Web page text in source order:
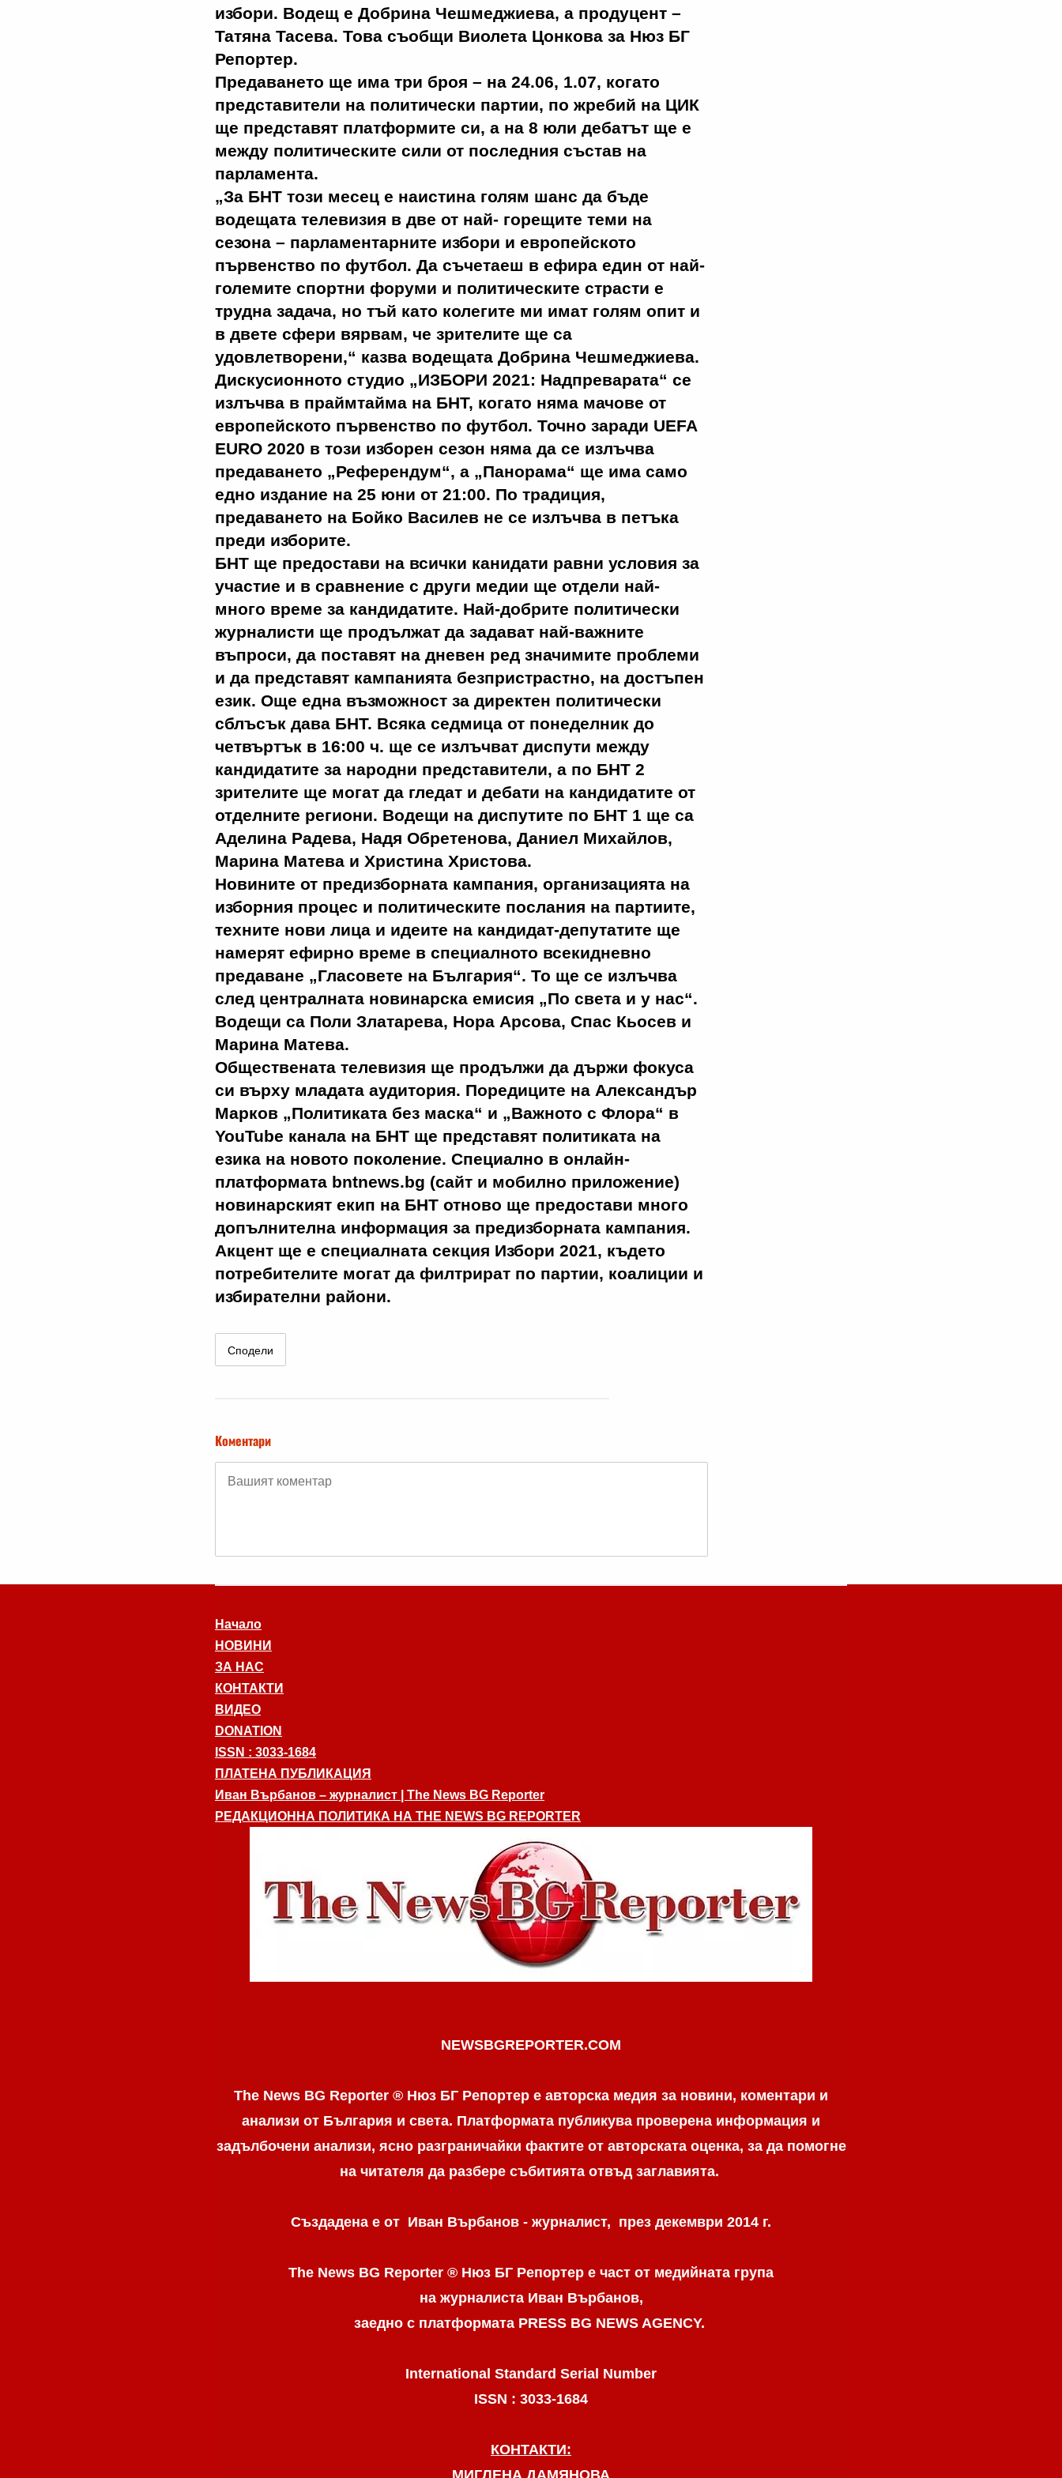
избори. Водещ е Добрина Чешмеджиева, а продуцент –
Татяна Тасева. Това съобщи Виолета Цонкова за Нюз БГ
Репортер.
Предаването ще има три броя – на 24.06, 1.07, когато
представители на политически партии, по жребий на ЦИК
ще представят платформите си, а на 8 юли дебатът ще е
между политическите сили от последния състав на
парламента.
„За БНТ този месец е наистина голям шанс да бъде
водещата телевизия в две от най- горещите теми на
сезона – парламентарните избори и европейското
първенство по футбол. Да съчетаеш в ефира един от най-
големите спортни форуми и политическите страсти е
трудна задача, но тъй като колегите ми имат голям опит и
в двете сфери вярвам, че зрителите ще са
удовлетворени,“ казва водещата Добрина Чешмеджиева.
Дискусионното студио „ИЗБОРИ 2021: Надпреварата“ се
излъчва в праймтайма на БНТ, когато няма мачове от
европейското първенство по футбол. Точно заради UEFA
EURO 2020 в този изборен сезон няма да се излъчва
предаването „Референдум“, а „Панорама“ ще има само
едно издание на 25 юни от 21:00. По традиция,
предаването на Бойко Василев не се излъчва в петъка
преди изборите.
БНТ ще предостави на всички канидати равни условия за
участие и в сравнение с други медии ще отдели най-
много време за кандидатите. Най-добрите политически
журналисти ще продължат да задават най-важните
въпроси, да поставят на дневен ред значимите проблеми
и да представят кампанията безпристрастно, на достъпен
език. Още една възможност за директен политически
сблъсък дава БНТ. Всяка седмица от понеделник до
четвъртък в 16:00 ч. ще се излъчват диспути между
кандидатите за народни представители, а по БНТ 2
зрителите ще могат да гледат и дебати на кандидатите от
отделните региони. Водещи на диспутите по БНТ 1 ще са
Аделина Радева, Надя Обретенова, Даниел Михайлов,
Марина Матева и Христина Христова.
Новините от предизборната кампания, организацията на
изборния процес и политическите послания на партиите,
техните нови лица и идеите на кандидат-депутатите ще
намерят ефирно време в специалното всекидневно
предаване „Гласовете на България“. То ще се излъчва
след централната новинарска емисия „По света и у нас“.
Водещи са Поли Златарева, Нора Арсова, Спас Кьосев и
Марина Матева.
Обществената телевизия ще продължи да държи фокуса
си върху младата аудитория. Поредиците на Александър
Марков „Политиката без маска“ и „Важното с Флора“ в
YouTube канала на БНТ ще представят политиката на
езика на новото поколение. Специално в онлайн-
платформата bntnews.bg (сайт и мобилно приложение)
новинарският екип на БНТ отново ще предостави много
допълнителна информация за предизборната кампания.
Акцент ще е специалната секция Избори 2021, където
потребителите могат да филтрират по партии, коалиции и
избирателни райони.
Сподели
Коментари
Начало
НОВИНИ
ЗА НАС
КОНТАКТИ
ВИДЕО
DONATION
ISSN : 3033-1684
ПЛАТЕНА ПУБЛИКАЦИЯ
Иван Върбанов – журналист | The News BG Reporter
РЕДАКЦИОННА ПОЛИТИКА НА THE NEWS BG REPORTER
NEWSBGREPORTER.COM
The News BG Reporter ® Нюз БГ Репортер е авторска медия за новини, коментари и
анализи от България и света. Платформата публикува проверена информация и
задълбочени анализи, ясно разграничaйки фактите от авторската оценка, за да помогне
на читателя да разбере събитията отвъд заглавията.
Създадена е от Иван Върбанов - журналист, през декември 2014 г.
The News BG Reporter ® Нюз БГ Репортер е част от медийната група
на журналиста Иван Върбанов,
заедно с платформата PRESS BG NEWS AGENCY.
International Standard Serial Number
ISSN : 3033-1684
КОНТАКТИ:
МИГЛЕНА ДАМЯНОВА